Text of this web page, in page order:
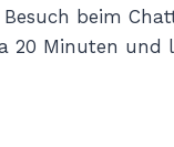
beim
20 Minuten